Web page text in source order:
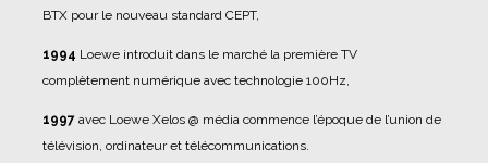
BTX pour le nouveau standard CEPT,
1994 Loewe introduit dans le marché la première TV
complètement numérique avec technologie 100Hz,
1997 avec Loewe Xelos @ média commence l’époque de l’union de
télévision, ordinateur et télécommunications.